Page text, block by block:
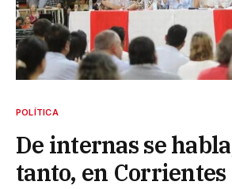
POLÍTICA
De internas se
tanto, en Corrientes